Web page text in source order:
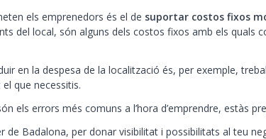
els emprenedors és el de suportar costos fixos
del local, són alguns dels costos fixos amb els quals
en la despesa de la localització és, per exemple,
que necessitis.
els errors més comuns a l’hora d’emprendre, estàs
de Badalona, per donar visibilitat i possibilitats al teu